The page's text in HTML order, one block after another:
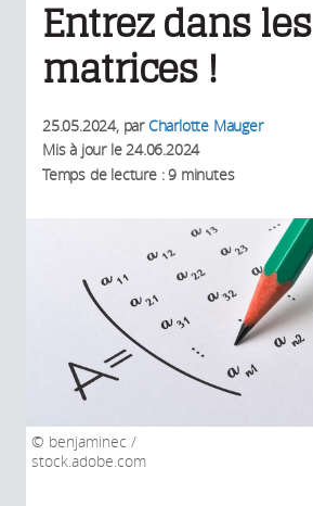
Entrez dans les
matrices !
25.05.2024, parCharlotte Mauger
Mis à jour le24.06.2024
Temps de lecture : 9 minutes
benjaminec /
stock.adobe.com